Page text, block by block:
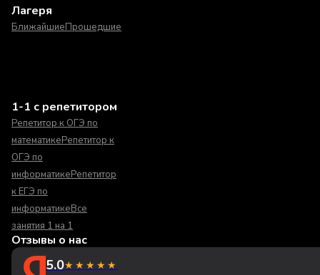
Лагеря
БлижайшиеПрошедшие
1-1 с репетитором
Репетитор к ОГЭ по
математикеРепетитор к
ОГЭ по
информатикеРепетитор
к ЕГЭ по
информатикеВсе
занятия 1 на 1
Отзывы о нас
5.0★★★★★